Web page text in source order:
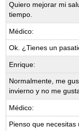
Quiero mejorar mi
tiempo.
Médico:
Ok. ¿Tienes un
Enrique:
Normalmente, me
invierno y no me
Médico:
Pienso que